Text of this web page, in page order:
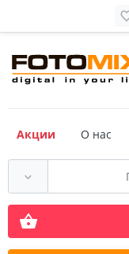
Акции О нас